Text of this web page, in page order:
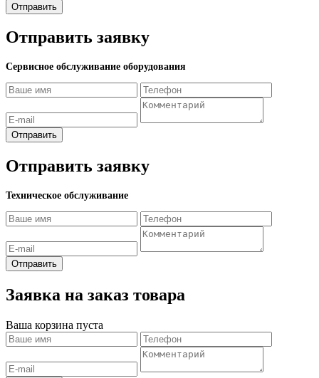
Отправить
Отправить заявку
Сервисное обслуживание оборудования
Отправить
Отправить заявку
Техническое обслуживание
Отправить
Заявка на заказ товара
Ваша корзина пуста